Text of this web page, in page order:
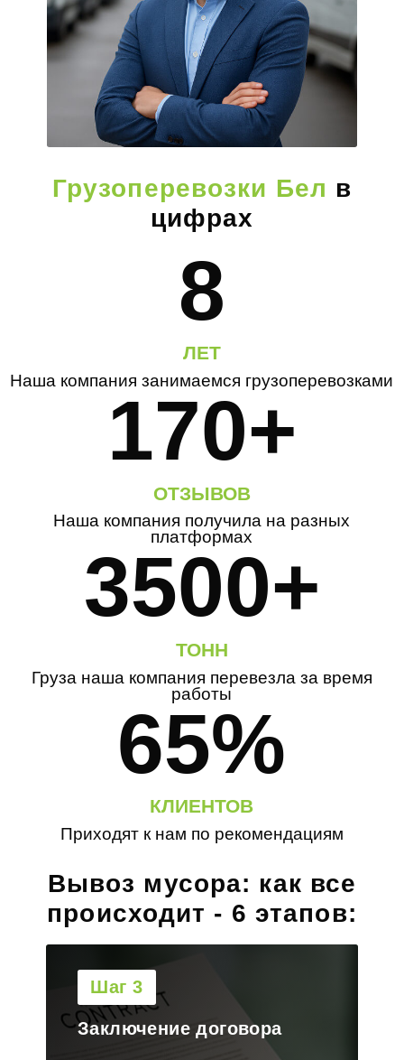
Грузоперевозки Бел в
цифрах
8
ЛЕТ
Наша компания занимаемся грузоперевозками
170+
ОТЗЫВОВ
Наша компания получила на разных
платформах
3500+
ТОНН
Груза наша компания перевезла за время
работы
65%
КЛИЕНТОВ
Приходят к нам по рекомендациям
Вывоз мусора: как все
происходит - 6 этапов:
Шаг 4
Выезд на объект и